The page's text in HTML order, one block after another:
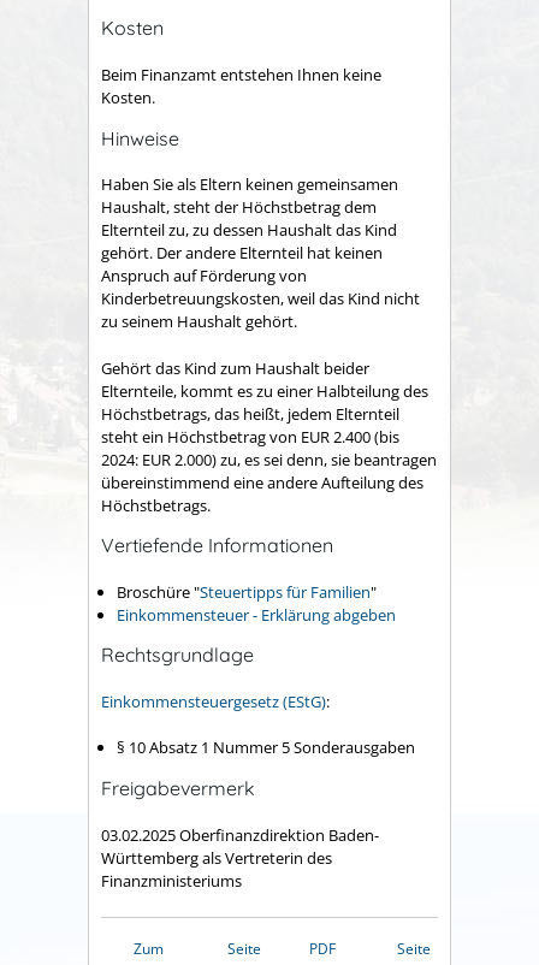
Kosten
Beim Finanzamt entstehen Ihnen keine
Kosten.
Hinweise
Haben Sie als Eltern keinen gemeinsamen
Haushalt, steht der Höchstbetrag dem
Elternteil zu, zu dessen Haushalt das Kind
gehört. Der andere Elternteil hat keinen
Anspruch auf Förderung von
Kinderbetreuungskosten, weil das Kind nicht
zu seinem Haushalt gehört.
Gehört das Kind zum Haushalt beider
Elternteile, kommt es zu einer Halbteilung des
Höchstbetrags, das heißt, jedem Elternteil
steht ein Höchstbetrag von EUR 2.400 (bis
2024: EUR 2.000) zu, es sei denn, sie beantragen
übereinstimmend eine andere Aufteilung des
Höchstbetrags.
Vertiefende Informationen
Broschüre "Steuertipps für Familien"
Einkommensteuer - Erklärung abgeben
Rechtsgrundlage
Einkommensteuergesetz (EStG):
§ 10 Absatz 1 Nummer 5Sonderausgaben
Freigabevermerk
03.02.2025Oberfinanzdirektion Baden-
Württemberg als Vertreterin des
Finanzministeriums
Zum
Seite
PDF
Seite